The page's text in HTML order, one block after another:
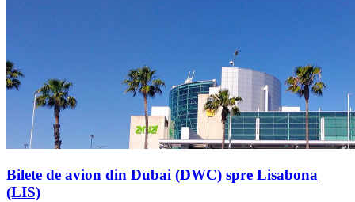
Bilete de avion din Dubai (DWC) spre Lisabona
(LIS)